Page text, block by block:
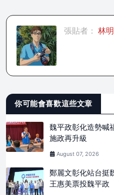
張貼者： 林
你可能會喜歡這些文章
魏平政彰化造勢
施政再升級
August 07, 2026
鄭麗文彰化站台
王惠美票投魏平政